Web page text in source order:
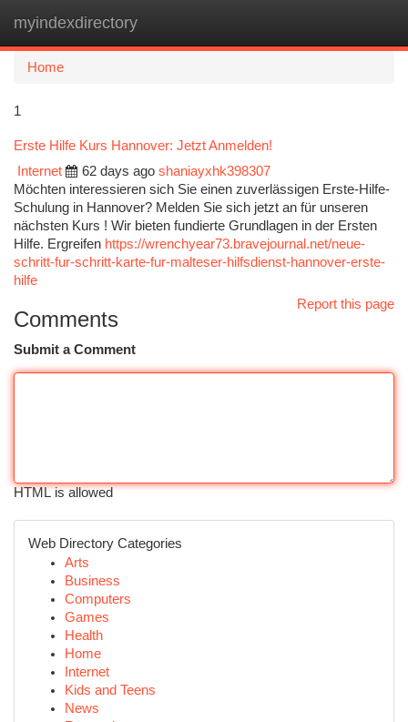
myindexdirectory
Home
1
Erste Hilfe Kurs Hannover: Jetzt Anmelden!
Internet
62 days ago shaniayxhk398307
Möchten interessieren sich Sie einen zuverlässigen Erste-Hilfe-
Schulung in Hannover? Melden Sie sich jetzt an für unseren
nächsten Kurs ! Wir bieten fundierte Grundlagen in der Ersten
Hilfe. Ergreifen https://wrenchyear73.bravejournal.net/neue-
schritt-fur-schritt-karte-fur-malteser-hilfsdienst-hannover-erste-
hilfe
Report this page
Comments
Submit a Comment
HTML is allowed
Web Directory Categories
Arts
Business
Computers
Games
Health
Home
Internet
Kids and Teens
News